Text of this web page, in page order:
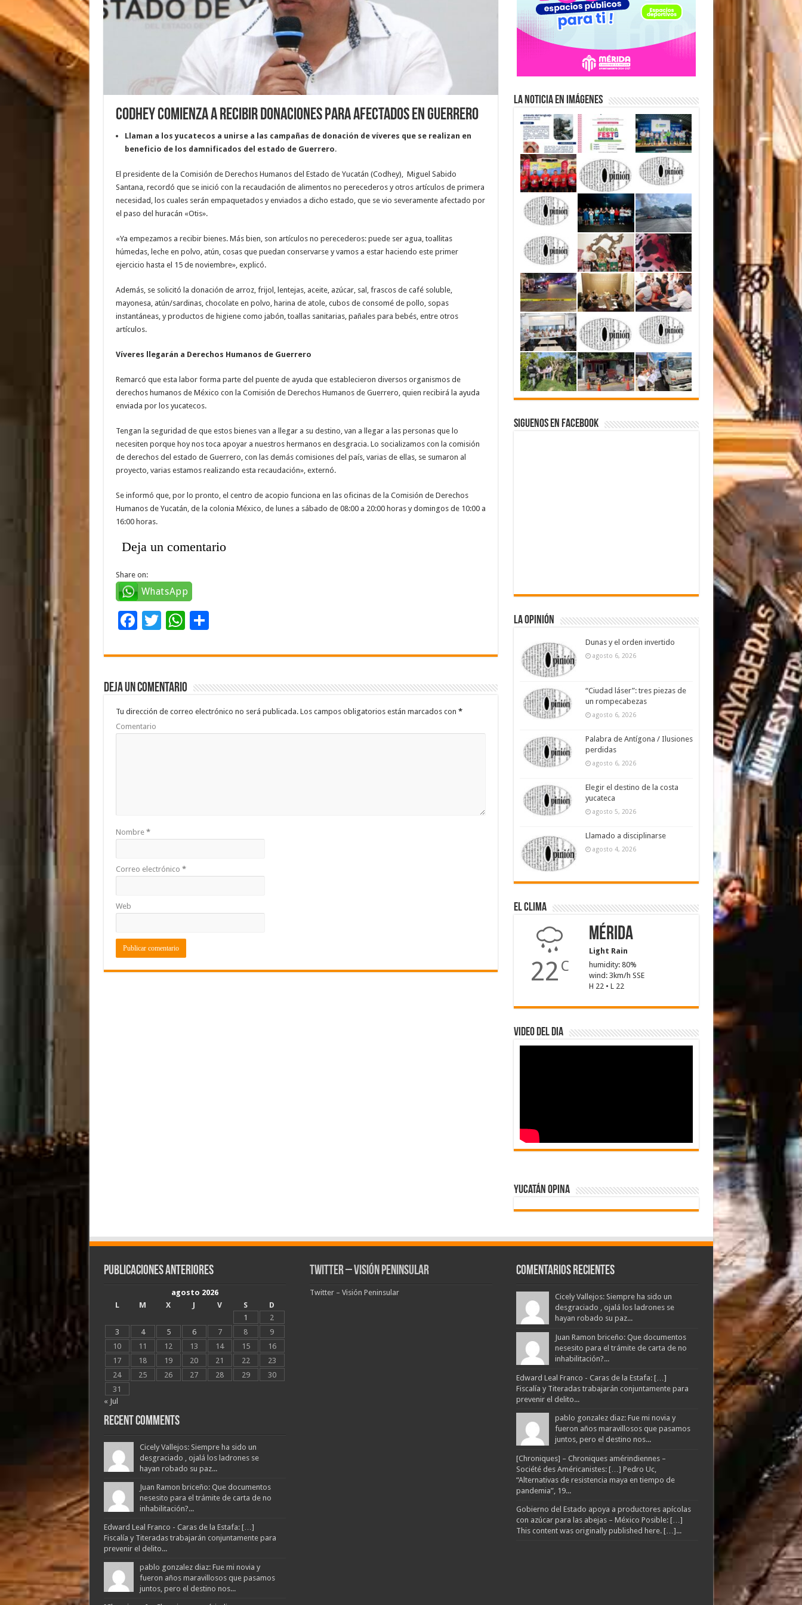
Codhey comienza a recibir donaciones para afectados en Guerrero
Llaman a los yucatecos a unirse a las campañas de donación de víveres que se realizan en
beneficio de los damnificados del estado de Guerrero.
El presidente de la Comisión de Derechos Humanos del Estado de Yucatán (Codhey), Miguel Sabido
Santana, recordó que se inició con la recaudación de alimentos no perecederos y otros artículos de primera
necesidad, los cuales serán empaquetados y enviados a dicho estado, que se vio severamente afectado por
el paso del huracán «Otis».
«Ya empezamos a recibir bienes. Más bien, son artículos no perecederos: puede ser agua, toallitas
húmedas, leche en polvo, atún, cosas que puedan conservarse y vamos a estar haciendo este primer
ejercicio hasta el 15 de noviembre», explicó.
Además, se solicitó la donación de arroz, frijol, lentejas, aceite, azúcar, sal, frascos de café soluble,
mayonesa, atún/sardinas, chocolate en polvo, harina de atole, cubos de consomé de pollo, sopas
instantáneas, y productos de higiene como jabón, toallas sanitarias, pañales para bebés, entre otros
artículos.
Víveres llegarán a Derechos Humanos de Guerrero
Remarcó que esta labor forma parte del puente de ayuda que establecieron diversos organismos de
derechos humanos de México con la Comisión de Derechos Humanos de Guerrero, quien recibirá la ayuda
enviada por los yucatecos.
Tengan la seguridad de que estos bienes van a llegar a su destino, van a llegar a las personas que lo
necesiten porque hoy nos toca apoyar a nuestros hermanos en desgracia. Lo socializamos con la comisión
de derechos del estado de Guerrero, con las demás comisiones del país, varias de ellas, se sumaron al
proyecto, varias estamos realizando esta recaudación», externó.
Se informó que, por lo pronto, el centro de acopio funciona en las oficinas de la Comisión de Derechos
Humanos de Yucatán, de la colonia México, de lunes a sábado de 08:00 a 20:00 horas y domingos de 10:00 a
16:00 horas.
Deja un comentario
Share on:
WhatsApp
F
e
b
o
o
k
T
tt
er
W
at
sA
p
p
C
m
ar
ti
r
Deja un comentario
Tu dirección de correo electrónico no será publicada.Los campos obligatorios están marcados con *
Comentario
Nombre *
Correo electrónico *
Web
La Noticia en Imágenes
Siguenos en Facebook
La Opinión
Dunas y el orden invertido
agosto 6, 2026
“Ciudad láser”: tres piezas de
un rompecabezas
agosto 6, 2026
Palabra de Antígona / Ilusiones
perdidas
agosto 6, 2026
Elegir el destino de la costa
yucateca
agosto 5, 2026
Llamado a disciplinarse
agosto 4, 2026
El Clima
22 C
Mérida
Light Rain
humidity: 80%
wind: 3km/h SSE
H 22 • L 22
Video del dia
Yucatán Opina
Publicaciones Anteriores
agosto 2026
L
M X J V S
D
1
2
3
4 5 6 7 8
9
10
11 12 13 14 15
16
17
18 19 20 21 22
23
24
25 26 27 28 29
30
31
« Jul
Recent Comments
Cicely Vallejos: Siempre ha sido un
desgraciado , ojalá los ladrones se
hayan robado su paz...
Juan Ramon briceño: Que documentos
nesesito para el trámite de carta de no
inhabilitación?...
Edward Leal Franco - Caras de la Estafa: […]
Fiscalía y Titeradas trabajarán conjuntamente para
prevenir el delito...
pablo gonzalez diaz: Fue mi novia y
fueron años maravillosos que pasamos
juntos, pero el destino nos...
Twitter – Visión Peninsular
Twitter – Visión Peninsular
Comentarios Recientes
Cicely Vallejos: Siempre ha sido un
desgraciado , ojalá los ladrones se
hayan robado su paz...
Juan Ramon briceño: Que documentos
nesesito para el trámite de carta de no
inhabilitación?...
Edward Leal Franco - Caras de la Estafa: […]
Fiscalía y Titeradas trabajarán conjuntamente para
prevenir el delito...
pablo gonzalez diaz: Fue mi novia y
fueron años maravillosos que pasamos
juntos, pero el destino nos...
[Chroniques] – Chroniques amérindiennes –
Société des Américanistes: […] Pedro Uc,
“Alternativas de resistencia maya en tiempo de
pandemia”, 19...
Gobierno del Estado apoya a productores apícolas
con azúcar para las abejas – México Posible: […]
This content was originally published here. […]...